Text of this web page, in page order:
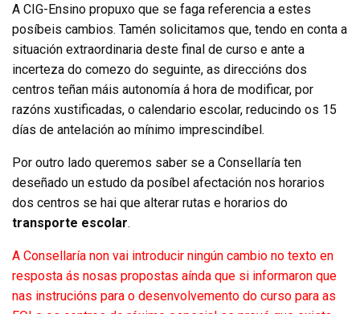
A CIG-Ensino propuxo que se faga referencia a estes
posíbeis cambios. Tamén solicitamos que, tendo en conta a
situación extraordinaria deste final de curso e ante a
incerteza do comezo do seguinte, as direccións dos
centros teñan máis autonomía á hora de modificar, por
razóns xustificadas, o calendario escolar, reducindo os 15
días de antelación ao mínimo imprescindíbel.
Por outro lado queremos saber se a Consellaría ten
deseñado un estudo da posíbel afectación nos horarios
dos centros se hai que alterar rutas e horarios do
transporte escolar.
A Consellaría non vai introducir ningún cambio no texto en
resposta ás nosas propostas aínda que si informaron que
nas instrucións para o desenvolvemento do curso para as